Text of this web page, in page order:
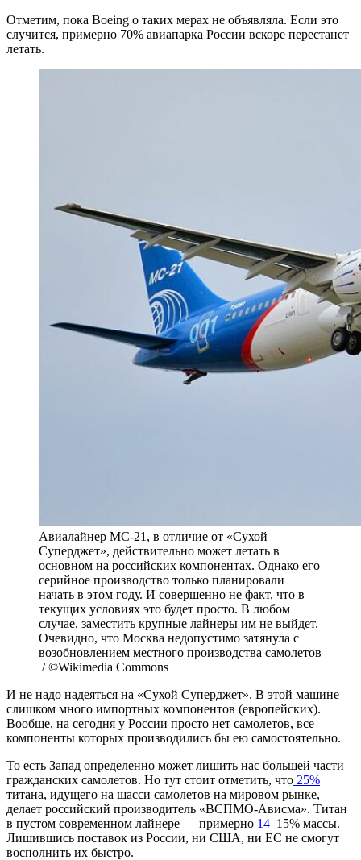
Отметим, пока Boeing о таких мерах не объявляла. Если это
случится, примерно 70% авиапарка России вскоре перестанет
летать.
Авиалайнер МС-21, в отличие от «Сухой
Суперджет», действительно может летать в
основном на российских компонентах. Однако его
серийное производство только планировали
начать в этом году. И совершенно не факт, что в
текущих условиях это будет просто. В любом
случае, заместить крупные лайнеры им не выйдет.
Очевидно, что Москва недопустимо затянула с
возобновлением местного производства самолетов
/ ©Wikimedia Commons
И не надо надеяться на «Сухой Суперджет». В этой машине
слишком много импортных компонентов (европейских).
Вообще, на сегодня у России просто нет самолетов, все
компоненты которых производились бы ею самостоятельно.
То есть Запад определенно может лишить нас большей части
гражданских самолетов. Но тут стоит отметить, что 25%
титана, идущего на шасси самолетов на мировом рынке,
делает российский производитель «ВСПМО-Ависма». Титан
в пустом современном лайнере — примерно 14–15% массы.
Лишившись поставок из России, ни США, ни ЕС не смогут
восполнить их быстро.